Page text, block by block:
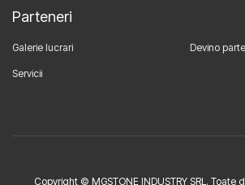
Parteneri
Galerie lucrari Devino
Servicii
Copyright © MGSTONE INDUSTRY SRL. Toate